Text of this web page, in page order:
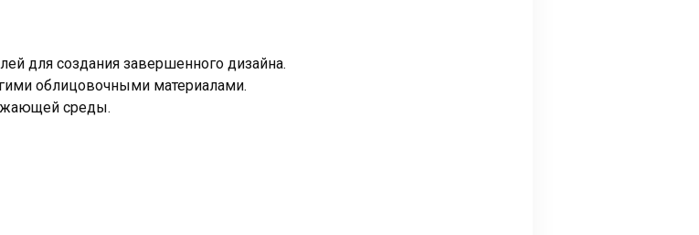
для создания завершенного дизайна.
облицовочными материалами.
среды.